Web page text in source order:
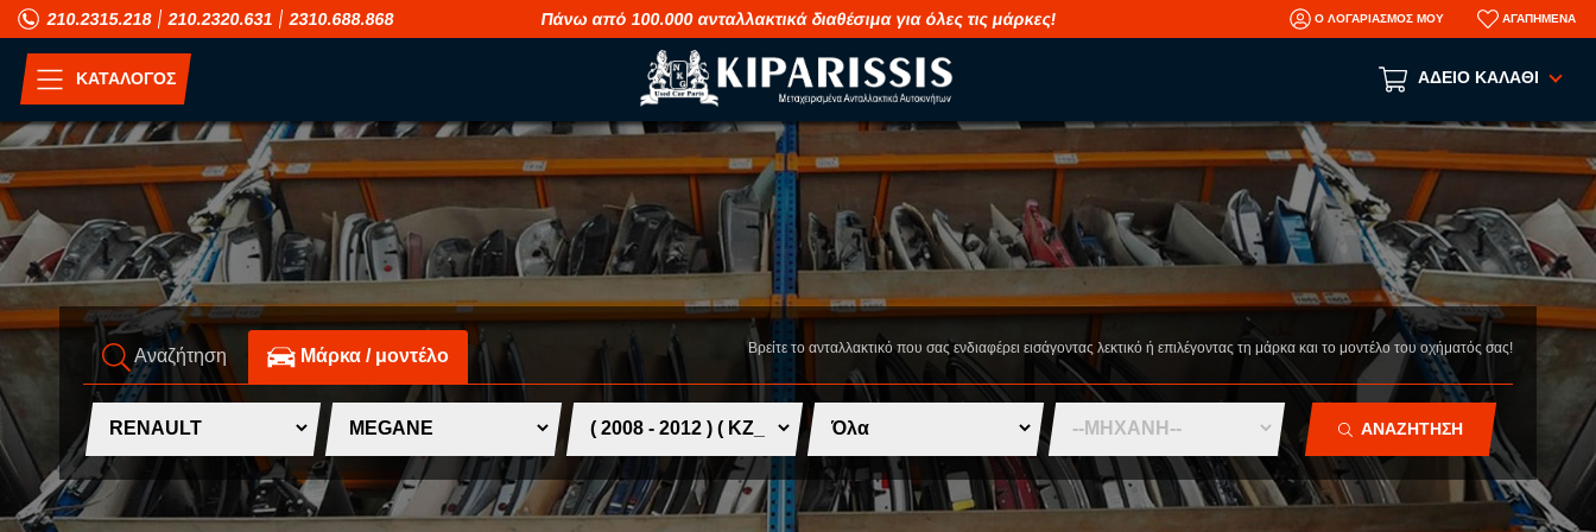
210.2315.218 210.2320.631 2310.688.868 Πάνω από 100.000 ανταλλακτικά διαθέσιμα για όλες τις μάρκες! Ο ΛΟΓΑΡΙΑΣΜΟΣ ΜΟΥ ΑΓΑΠΗΜΕΝΑ
ΚΑΤΑΛΟΓΟΣ ΑΔΕΙΟ ΚΑΛΑΘΙ
Το καλάθι αγορών είναι άδειο!
ΑΝΑ ΜΟΝΤΕΛΟ
A
ALFA ROMEO
ASIA MOTORS
AUDI
BMW
C
H
HUMMER
I
INFINITI
ISUZU
M
MAHINDRA
MASERATI
MG
MINI
S
SAAB
SHUANGHUAN
SMART
SSANGYONG
ΑΝΑ ΕΙΔΟΣ
ΑΞΕΣΟΥΑΡ
ΦΑΝΟΠΟΙΕΙΑ
AFTERMARKET ΑΝΤΑΛΛΑΚΤΙΚΑ
ΤΡΑΚΑΡΙΣΜΕΝΑ ΑΥΤΟΚΙΝΗΤΑ
ΜΕΤΑΧΕΙΡΙΣΜΕΝΑ ΑΥΤΟΚΙΝΗΤΑ
ΠΛΗΡΟΦΟΡΙΕΣ
Αναζήτηση Mάρκα / μοντέλο Βρείτε το ανταλλακτικό που σας ενδιαφέρει εισάγοντας λεκτικό ή επιλέγοντας τη μάρκα και το μοντέλο του οχήματός σας!
ΑΝΑΖΗΤΗΣΗ